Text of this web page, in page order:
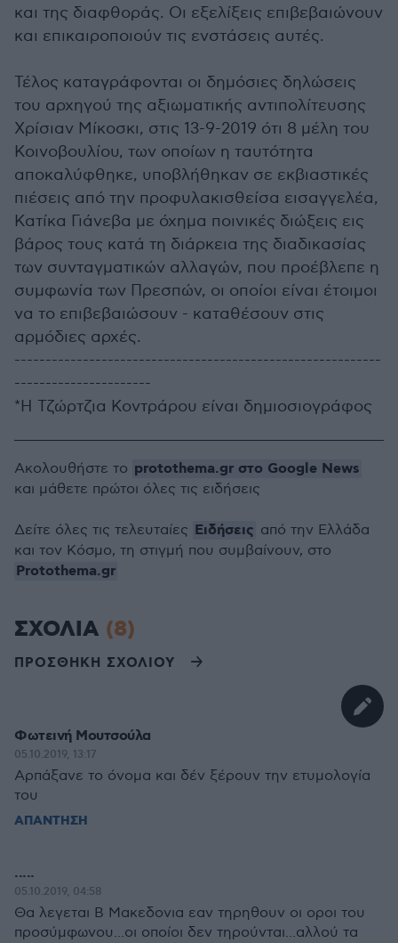
και της διαφθοράς. Οι εξελίξεις επιβεβαιώνουν
και επικαιροποιούν τις ενστάσεις αυτές.
Τέλος καταγράφονται οι δημόσιες δηλώσεις
του αρχηγού της αξιωματικής αντιπολίτευσης
Χρίσιαν Μίκοσκι, στις 13-9-2019 ότι 8 μέλη του
Κοινοβουλίου, των οποίων η ταυτότητα
αποκαλύφθηκε, υποβλήθηκαν σε εκβιαστικές
πιέσεις από την προφυλακισθείσα εισαγγελέα,
Κατίκα Γιάνεβα με όχημα ποινικές διώξεις εις
βάρος τους κατά τη διάρκεια της διαδικασίας
των συνταγματικών αλλαγών, που προέβλεπε η
συμφωνία των Πρεσπών, οι οποίοι είναι έτοιμοι
να το επιβεβαιώσουν - καταθέσουν στις
αρμόδιες αρχές.
-----------------------------------------------------------
----------------------
*Η Τζώρτζια Κοντράρου είναι δημιοσιογράφος
Ακολουθήστε το protothema.gr στο Google News
και μάθετε πρώτοι όλες τις ειδήσεις
Δείτε όλες τις τελευταίες Ειδήσεις από την Ελλάδα
και τον Κόσμο, τη στιγμή που συμβαίνουν, στο
Protothema.gr
ΣΧΟΛΙΑ (8)
ΠΡΟΣΘΗΚΗ ΣΧΟΛΙΟΥ
Φωτεινή Μουτσούλα
05.10.2019, 13:17
Αρπάξανε το όνομα και δέν ξέρουν την ετυμολογία
του
ΑΠΑΝΤΗΣΗ
.....
05.10.2019, 04:58
Θα λεγεται Β Μακεδονια εαν τηρηθουν οι οροι του
προσύμφωνου...οι οποίοι δεν τηρούνται...αλλού τα